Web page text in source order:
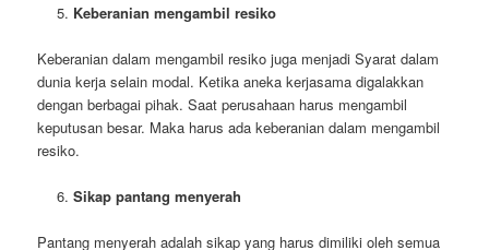
Keberanian mengambil resiko
Keberanian dalam mengambil resiko juga menjadi Syarat dalam
dunia kerja selain modal. Ketika aneka kerjasama digalakkan
dengan berbagai pihak. Saat perusahaan harus mengambil
keputusan besar. Maka harus ada keberanian dalam mengambil
resiko.
Sikap pantang menyerah
Pantang menyerah adalah sikap yang harus dimiliki oleh semua